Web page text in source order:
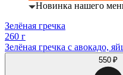
Новинка нашего
Зелёная гречка
260 г
Зелёная гречка с авокадо,
550 ₽